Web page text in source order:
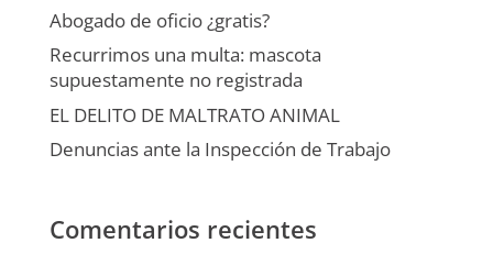
Abogado de oficio ¿gratis?
Recurrimos una multa: mascota
supuestamente no registrada
EL DELITO DE MALTRATO ANIMAL
Denuncias ante la Inspección de Trabajo
Comentarios recientes